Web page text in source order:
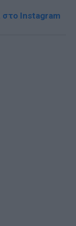
στο Instagram